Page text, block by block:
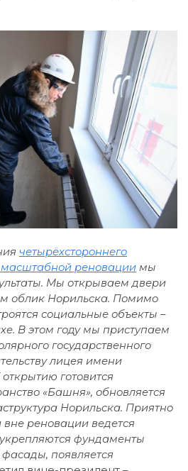
четырёхстороннего
масштабной реновации мы
Мы открываем двери
облик Норильска. Помимо
социальные объекты –
В этом году мы приступаем
государственного
лицея имени
готовится
«Башня», обновляется
Норильска. Приятно
вне реновации ведется
фундаменты
появляется